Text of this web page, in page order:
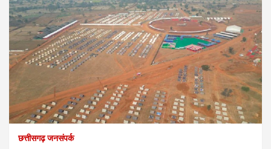
छत्तीसगढ़ जनसंपर्क